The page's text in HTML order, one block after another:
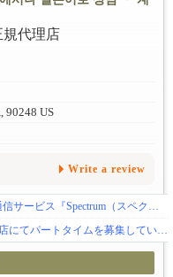
90248 US
Write a review
（スペクトラム）』を日本語で相談・契約ができる！
てパートタイムを募集しています！